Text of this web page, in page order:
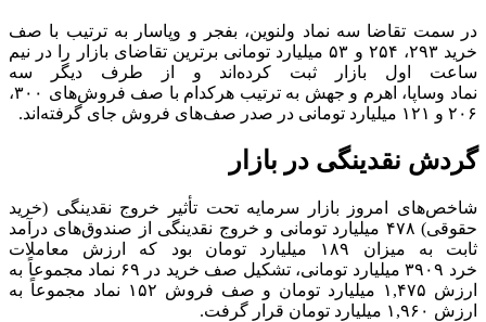
در سمت تقاضا سه نماد ولنوین، بفجر و وپاسار به ترتیب با صف
خرید ۲۹۳، ۲۵۴ و ۵۳ میلیارد تومانی برترین تقاضای بازار را در نیم
ساعت اول بازار ثبت کرده‌اند و از طرف دیگر سه
نماد وساپا، اهرم و جهش به ترتیب هرکدام با صف فروش‌های ۳۰۰،
۲۰۶ و ۱۲۱ میلیارد تومانی در صدر صف‌های فروش جای گرفته‌اند.
گردش نقدینگی در بازار
شاخص‌های امروز بازار سرمایه تحت تأثیر خروج نقدینگی (خرید
حقوقی) ۴۷۸ میلیارد تومانی و خروج نقدینگی از صندوق‌های درآمد
ثابت به میزان ۱۸۹ میلیارد تومان بود که ارزش معاملات
خرد ۳۹۰۹
میلیارد تومانی، تشکیل صف خرید در ۶۹ نماد مجموعاً به
ارزش ۱,۴۷۵
میلیارد تومان و صف فروش ۱۵۲ نماد مجموعاً به
ارزش ۱,۹۶۰ میلیارد تومان قرار گرفت.